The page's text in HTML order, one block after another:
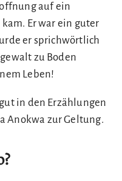
auf ein
Er war ein guter
er sprichwörtlich
zu Boden
Leben!
in den Erzählungen
Anokwa zur Geltung.